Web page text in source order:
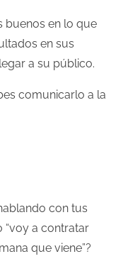
buenos en lo que
en sus
a su público.
comunicarlo a la
con tus
“voy a contratar
que viene”?